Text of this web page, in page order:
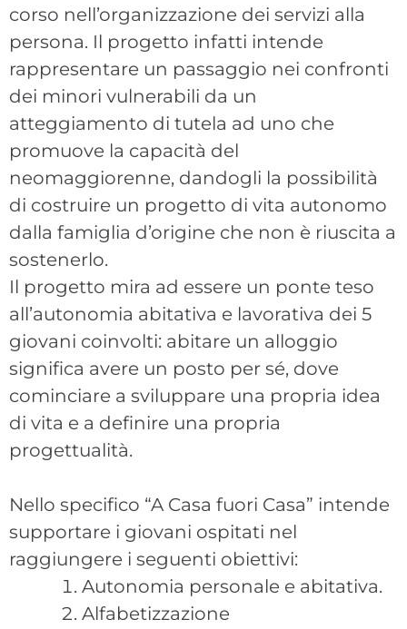
corso nell’organizzazione dei servizi alla
persona. Il progetto infatti intende
rappresentare un passaggio nei confronti
dei minori vulnerabili da un
atteggiamento di tutela ad uno che
promuove la capacità del
neomaggiorenne, dandogli la possibilità
di costruire un progetto di vita autonomo
dalla famiglia d’origine che non è riuscita a
sostenerlo.
Il progetto mira ad essere un ponte teso
all’autonomia abitativa e lavorativa dei 5
giovani coinvolti: abitare un alloggio
significa avere un posto per sé, dove
cominciare a sviluppare una propria idea
di vita e a definire una propria
progettualità.
Nello specifico “A Casa fuori Casa” intende
supportare i giovani ospitati nel
raggiungere i seguenti obiettivi:
Autonomia personale e abitativa.
Alfabetizzazione